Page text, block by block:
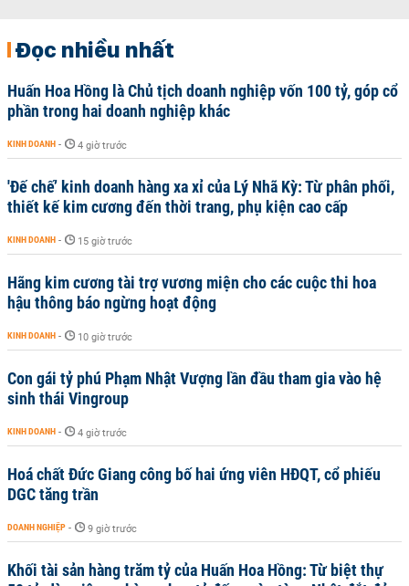
Đọc nhiều nhất
Huấn Hoa Hồng là Chủ tịch doanh nghiệp vốn 100 tỷ, góp cổ
phần trong hai doanh nghiệp khác
KINH DOANH - 4 giờ trước
'Đế chế’ kinh doanh hàng xa xỉ của Lý Nhã Kỳ: Từ phân phối,
thiết kế kim cương đến thời trang, phụ kiện cao cấp
KINH DOANH - 15 giờ trước
Hãng kim cương tài trợ vương miện cho các cuộc thi hoa
hậu thông báo ngừng hoạt động
KINH DOANH - 10 giờ trước
Con gái tỷ phú Phạm Nhật Vượng lần đầu tham gia vào hệ
sinh thái Vingroup
KINH DOANH - 4 giờ trước
Hoá chất Đức Giang công bố hai ứng viên HĐQT, cổ phiếu
DGC tăng trần
DOANH NGHIỆP - 9 giờ trước
Khối tài sản hàng trăm tỷ của Huấn Hoa Hồng: Từ biệt thự